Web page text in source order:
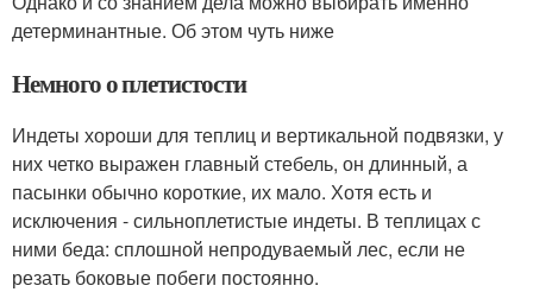
детерминантные. Об этом чуть ниже
Немного о плетистости
Индеты хороши для теплиц и вертикальной подвязки, у
них четко выражен главный стебель, он длинный, а
пасынки обычно короткие, их мало. Хотя есть и
исключения - сильноплетистые индеты. В теплицах с
ними беда: сплошной непродуваемый лес, если не
резать боковые побеги постоянно.